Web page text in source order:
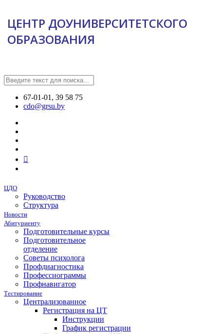
ЦЕНТР ДОУНИВЕРСИТЕТСКОГО
ОБРАЗОВАНИЯ
67-01-01, 39 58 75
cdo@grsu.by
ЦДО
Руководство
Структура
Новости
Абитуриенту
Подготовительные курсы
Подготовительное
отделение
Советы психолога
Профдиагностика
Профессиограммы
Профнавигатор
Тестирование
Централизованное
Регистрация на ЦТ
Инструкции
График регистрации